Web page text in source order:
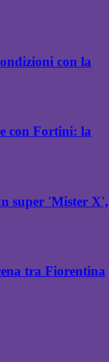
con la
con Fortini: la
super 'Mister X',
tra Fiorentina